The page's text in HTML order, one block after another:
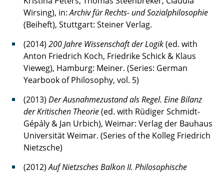
Wirsing), in:Archiv für Rechts- und Sozialphilosophie
(Beiheft), Stuttgart: Steiner Verlag.
(2014) 200 Jahre Wissenschaft der Logik(ed. with
Anton Friedrich Koch, Friedrike Schick & Klaus
Vieweg), Hamburg: Meiner. (Series: German
Yearbook of Philosophy, vol. 5)
(2013) Der Ausnahmezustand als Regel. Eine Bilanz
der Kritischen Theorie(ed. with Rüdiger Schmidt-
Gépály & Jan Urbich), Weimar: Verlag der Bauhaus
Universität Weimar. (Series of the Kolleg Friedrich
Nietzsche)
(2012)Auf Nietzsches Balkon II. Philosophische